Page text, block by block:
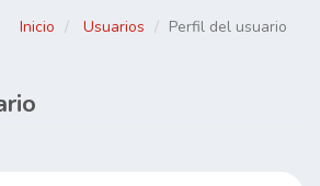
Inicio Usuarios Perfil del usuario